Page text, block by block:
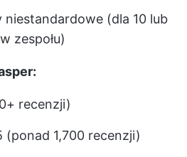
niestandardowe (dla 10 lub
zespołu)
recenzji)
(ponad 1,700 recenzji)